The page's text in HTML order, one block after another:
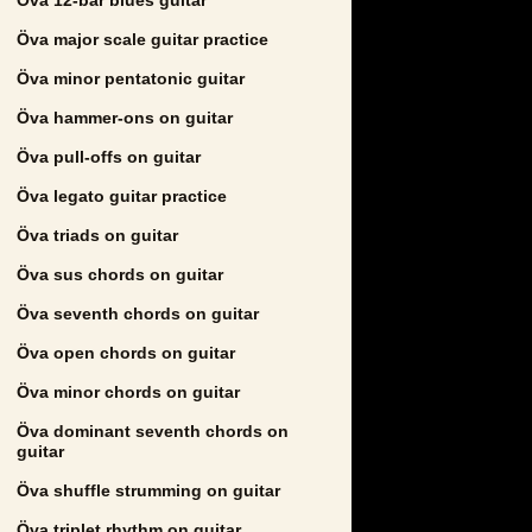
Öva major scale guitar practice
Öva minor pentatonic guitar
Öva hammer-ons on guitar
Öva pull-offs on guitar
Öva legato guitar practice
Öva triads on guitar
Öva sus chords on guitar
Öva seventh chords on guitar
Öva open chords on guitar
Öva minor chords on guitar
Öva dominant seventh chords on
guitar
Öva shuffle strumming on guitar